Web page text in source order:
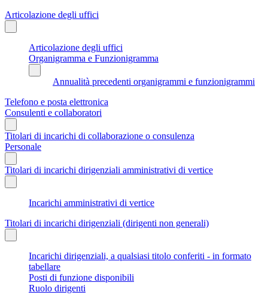
Articolazione degli uffici
Articolazione degli uffici
Organigramma e Funzionigramma
Annualità precedenti organigrammi e funzionigrammi
Telefono e posta elettronica
Consulenti e collaboratori
Titolari di incarichi di collaborazione o consulenza
Personale
Titolari di incarichi dirigenziali amministrativi di vertice
Incarichi amministrativi di vertice
Titolari di incarichi dirigenziali (dirigenti non generali)
Incarichi dirigenziali, a qualsiasi titolo conferiti - in formato
tabellare
Posti di funzione disponibili
Ruolo dirigenti